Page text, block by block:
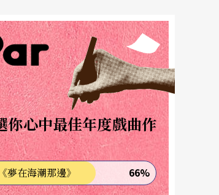
你心中最佳年度戲曲作
《夢在海潮那邊》 66%